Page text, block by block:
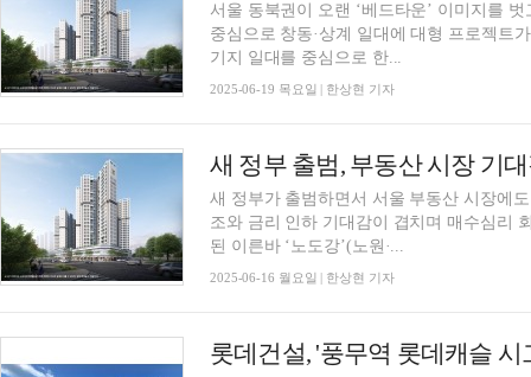
서울 동북권이 오랜 ‘베드타운’ 이미지를
중심으로 창동·상계 일대에 대형 프로젝트
기지 일대를 중심으로 한...
2025-06-19 목요일 | 한상현 기자
새 정부가 출범하면서 서울 부동산 시장에
조와 금리 인하 기대감이 겹치며 매수심리
된 이른바 ‘노도강’(노원·...
2025-06-16 월요일 | 한상현 기자
롯데건설, '풍무역 롯데캐슬